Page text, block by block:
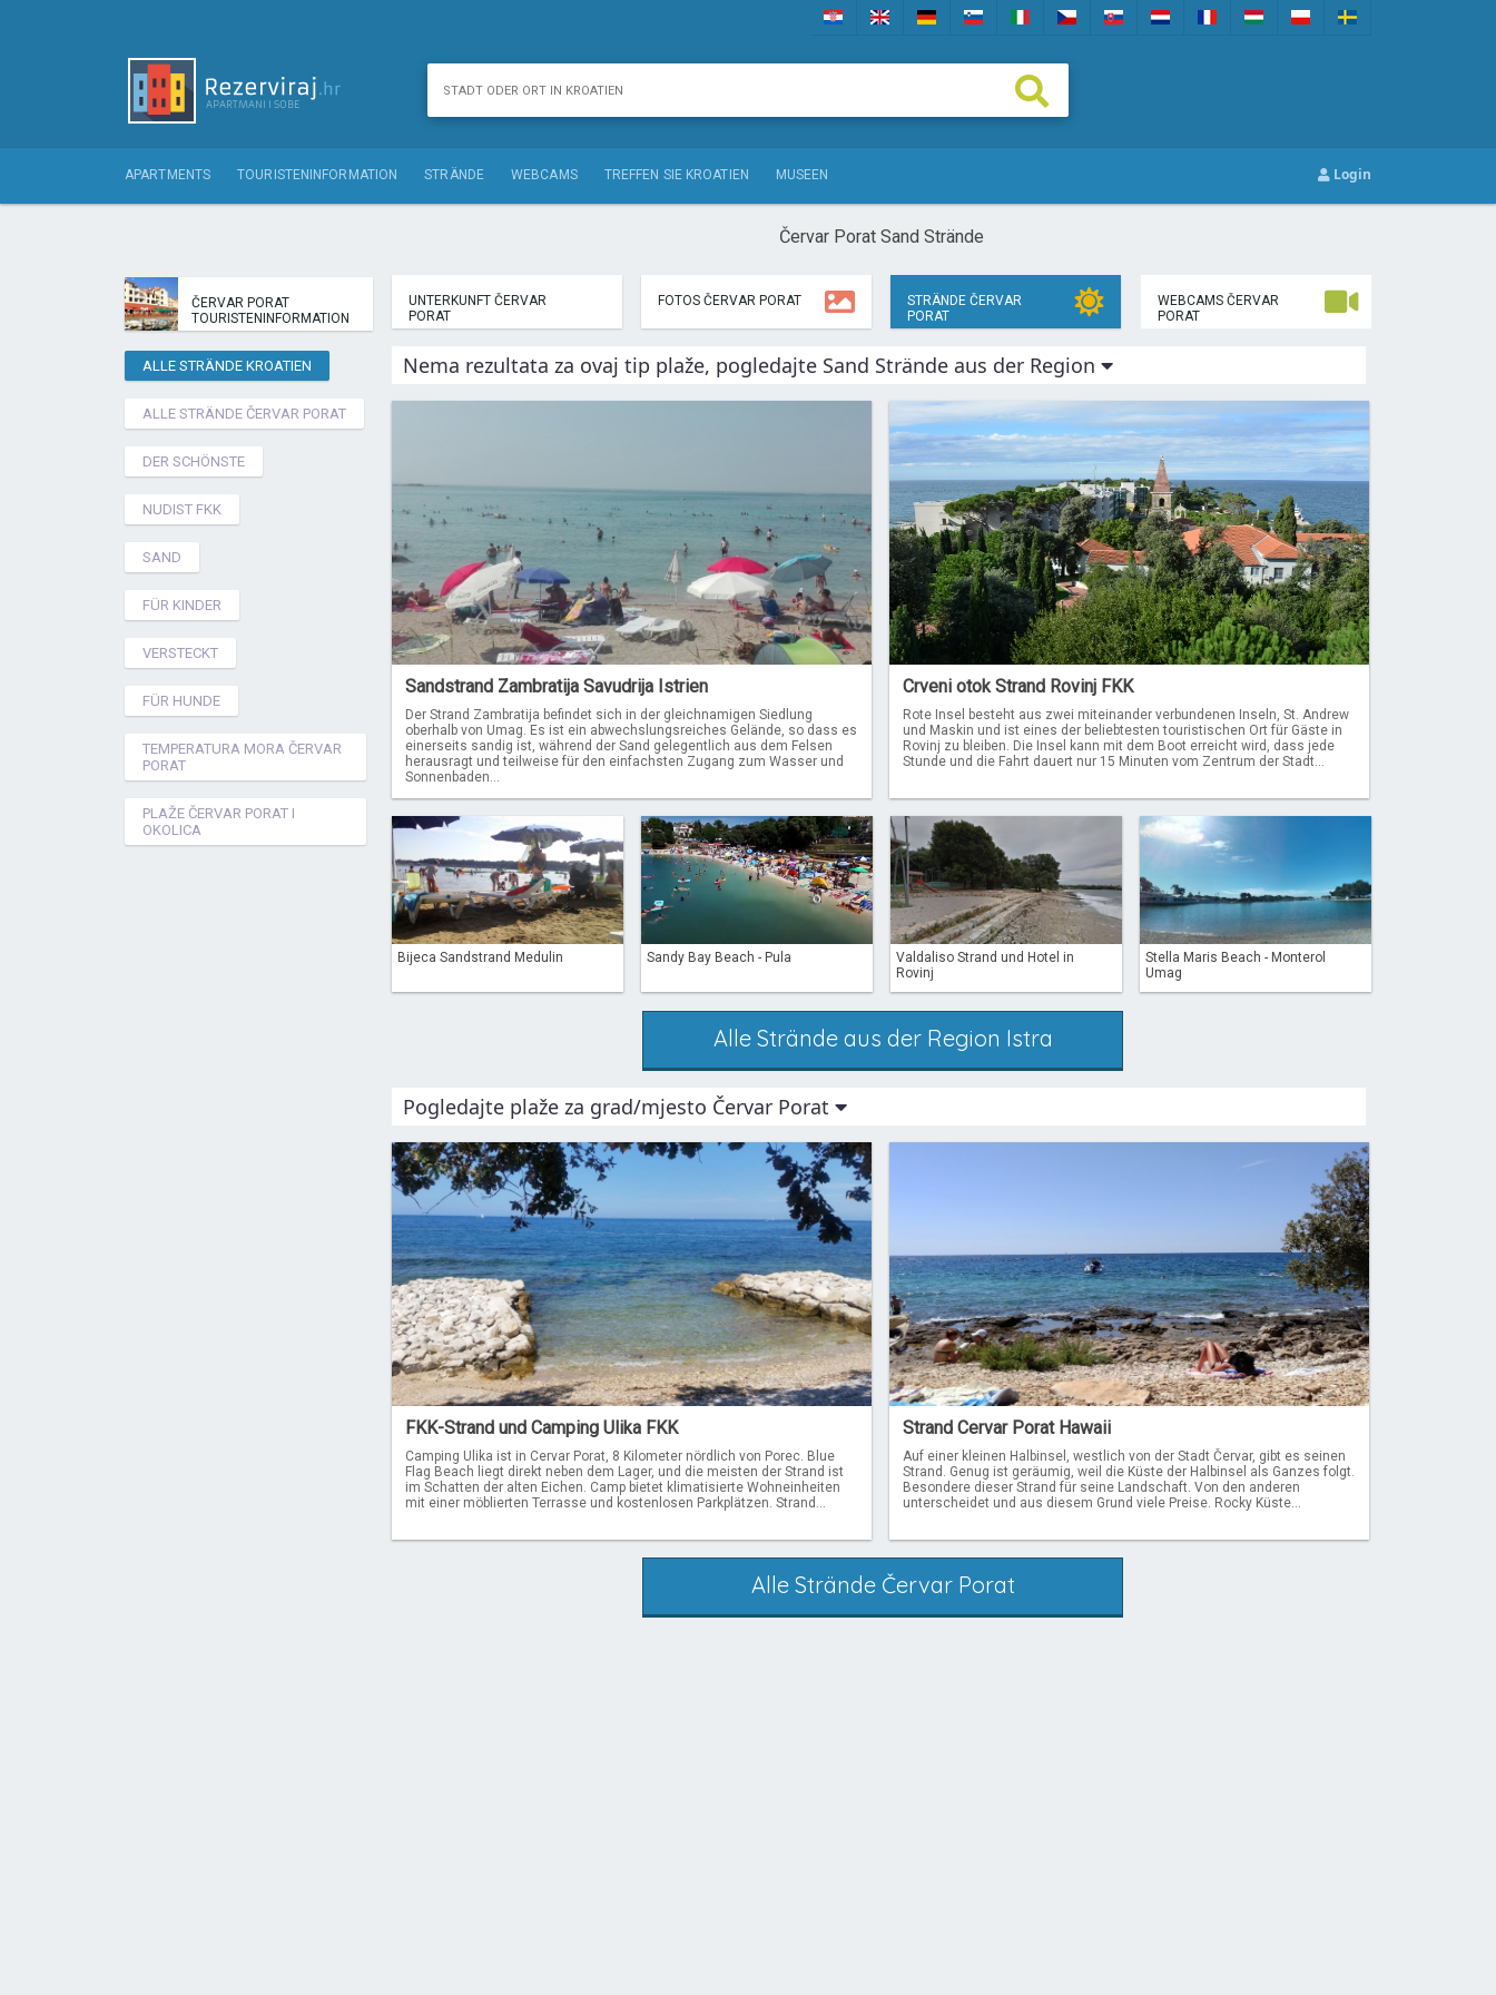
APARTMENTS TOURISTENINFORMATION STRÄNDE WEBCAMS TREFFEN SIE KROATIEN MUSEEN Login
ČERVAR PORAT
TOURISTENINFORMATION
ALLE STRÄNDE KROATIEN
ALLE STRÄNDE ČERVAR PORAT
DER SCHÖNSTE
NUDIST FKK
SAND
FÜR KINDER
VERSTECKT
FÜR HUNDE
TEMPERATURA MORA ČERVAR
PORAT
PLAŽE ČERVAR PORAT I
OKOLICA
Červar Porat Sand Strände
UNTERKUNFT ČERVAR
PORAT
FOTOS ČERVAR PORAT
STRÄNDE ČERVAR
PORAT
WEBCAMS ČERVAR
PORAT
Nema rezultata za ovaj tip plaže, pogledajte Sand Strände aus der Region
Sandstrand Zambratija Savudrija Istrien
Der Strand Zambratija befindet sich in der gleichnamigen Siedlung
oberhalb von Umag. Es ist ein abwechslungsreiches Gelände, so dass es
einerseits sandig ist, während der Sand gelegentlich aus dem Felsen
herausragt und teilweise für den einfachsten Zugang zum Wasser und
Sonnenbaden...
Crveni otok Strand Rovinj FKK
Rote Insel besteht aus zwei miteinander verbundenen Inseln, St. Andrew
und Maskin und ist eines der beliebtesten touristischen Ort für Gäste in
Rovinj zu bleiben. Die Insel kann mit dem Boot erreicht wird, dass jede
Stunde und die Fahrt dauert nur 15 Minuten vom Zentrum der Stadt...
Bijeca Sandstrand Medulin Sandy Bay Beach - Pula
Valdaliso Strand und Hotel in
Rovinj
Stella Maris Beach - Monterol
Umag
Alle Strände aus der Region Istra
Pogledajte plaže za grad/mjesto Červar Porat
FKK-Strand und Camping Ulika FKK
Camping Ulika ist in Cervar Porat, 8 Kilometer nördlich von Porec. Blue
Flag Beach liegt direkt neben dem Lager, und die meisten der Strand ist
im Schatten der alten Eichen. Camp bietet klimatisierte Wohneinheiten
mit einer möblierten Terrasse und kostenlosen Parkplätzen. Strand...
Strand Cervar Porat Hawaii
Auf einer kleinen Halbinsel, westlich von der Stadt Červar, gibt es seinen
Strand. Genug ist geräumig, weil die Küste der Halbinsel als Ganzes folgt.
Besondere dieser Strand für seine Landschaft. Von den anderen
unterscheidet und aus diesem Grund viele Preise. Rocky Küste...
Alle Strände Červar Porat